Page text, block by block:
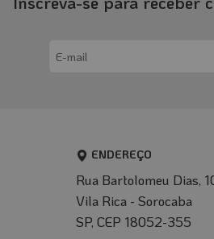
ENDEREÇO
Rua Bartolomeu Dias,
Vila Rica - Sorocaba
SP, CEP 18052-355